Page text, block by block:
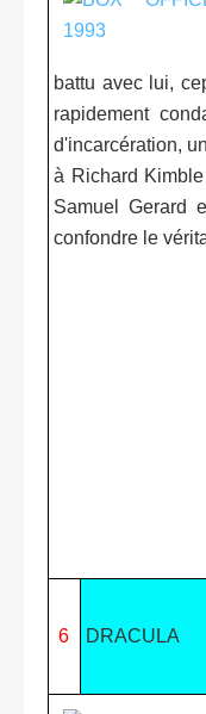
battu avec lui,
rapidement
d'incarcération,
à Richard
Samuel Gerard
confondre le
6 DRACULA